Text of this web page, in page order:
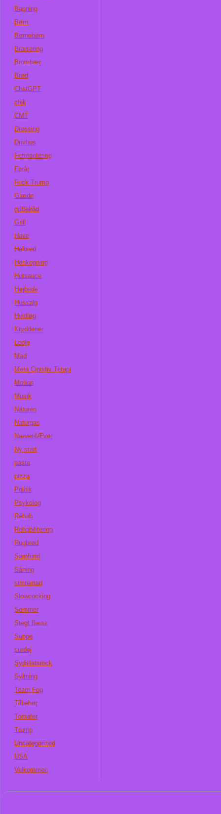
Bagning
Børn
Børnebørn
Braisering
Brombær
Brød
ChatGPT
chili
CMT
Dressing
Drivhus
Fermentering
Forår
Fuck Trump
Glæde
griffelråd
Grill
Have
Helbred
Henkogning
Hotsauce
Højbede
Hussalg
Hvidløg
Krydderier
Ledig
Mad
Meta Cignitiv Terapi
Motion
Musik
Naturen
Naturgas
Næver4Æver
Ny start
pasta
pizza
Politik
Psykolog
Rehab
Rehabilitering
Rugbrød
Samfund
Såning
simremad
Slowcocking
Sommer
Stegt flæsk
Suppe
surdej
Sydstatsrock
Syltning
Team Fog
Tilbehør
Tomater
Trump
Uncategorized
USA
Velkommen